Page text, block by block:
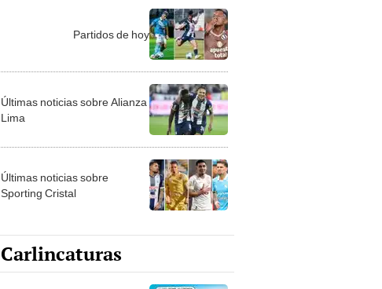
Partidos de hoy
Últimas noticias sobre Alianza
Lima
Últimas noticias sobre
Sporting Cristal
Carlincaturas